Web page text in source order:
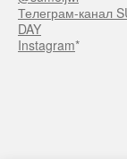
Телеграм-канал
DAY
Instagram*